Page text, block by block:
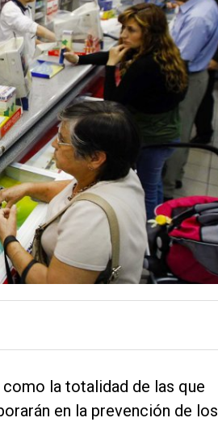
la totalidad de las que
en la prevención de los